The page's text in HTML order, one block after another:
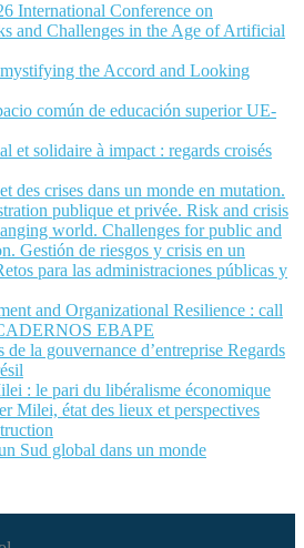
International Conference on
and Challenges in the Age of Artificial
the Accord and Looking
común de educación superior UE-
et solidaire à impact : regards croisés
des crises dans un monde en mutation.
publique et privée. Risk and crisis
world. Challenges for public and
Gestión de riesgos y crisis en un
para las administraciones públicas y
and Organizational Resilience : call
EBAPE
de la gouvernance d’entreprise Regards
: le pari du libéralisme économique
Milei, état des lieux et perspectives
Sud global dans un monde